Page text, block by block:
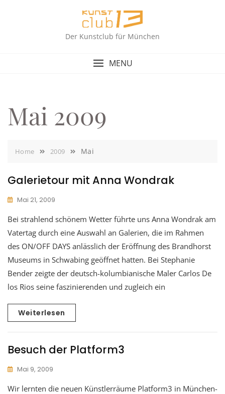
Der Kunstclub für München
MENU
Mai 2009
Home 2009 Mai
Galerietour mit Anna Wondrak
Mai 21, 2009
Bei strahlend schönem Wetter führte uns Anna Wondrak am
Vatertag durch eine Auswahl an Galerien, die im Rahmen
des ON/OFF DAYS anlässlich der Eröffnung des Brandhorst
Museums in Schwabing geöffnet hatten. Bei Stephanie
Bender zeigte der deutsch-kolumbianische Maler Carlos De
los Rios seine faszinierenden und zugleich ein
Weiterlesen
Besuch der Platform3
Mai 9, 2009
Wir lernten die neuen Künstlerräume Platform3 in München-